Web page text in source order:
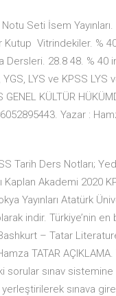
Seti İsem
Kutup Vitrindekiler. %
28.8 48. % 40
LYS ve KPSS LYS
KÜLTÜR
Yazar :
Tarih Ders Notları;
Kaplan Akademi 2020
Yayınları Atatürk
indir. Türkiye’nin
– Tatar
TATAR
sorular sınav
sınava